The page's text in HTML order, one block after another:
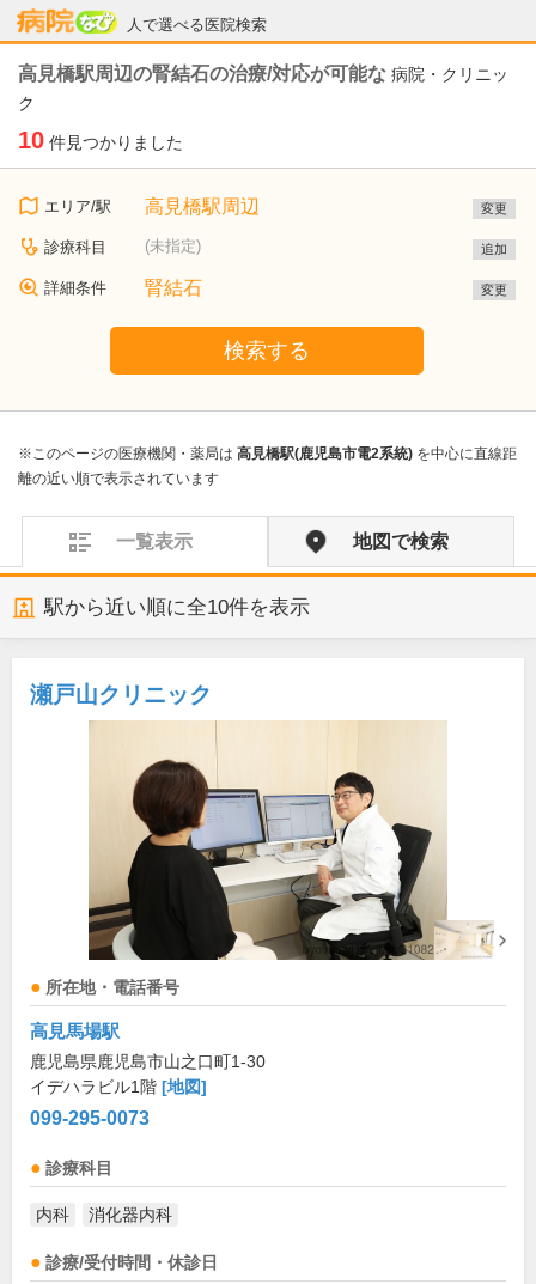
人で選べる医院検索
病院なび
高見橋駅周辺の腎結石の治療/対応が可能な 病院・クリニッ
ク
10 件見つかりました
エリア/駅 高見橋駅周辺 変更
診療科目 (未指定) 追加
詳細条件 腎結石 変更
検索する
※このページの医療機関・薬局は 高見橋駅(鹿児島市電2系統) を中心に直線距
離の近い順で表示されています
一覧表示 地図で検索
駅から近い順に全10件を表示
瀬戸山クリニック
所在地・電話番号
高見馬場駅
鹿児島県鹿児島市山之口町1-30
イデハラビル1階 [地図]
099-295-0073
診療科目
内科 消化器内科
診療/受付時間・休診日